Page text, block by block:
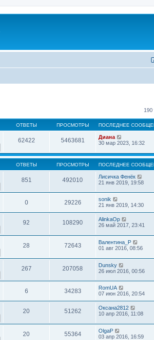
190
ОТВЕТЫ ПРОСМОТРЫ ПОСЛЕДНЕЕ
62422 5463681
Диана
30 мар 2023, 16:32
ОТВЕТЫ ПРОСМОТРЫ ПОСЛЕДНЕЕ
851 492010
Лисичка Фенёк
21 янв 2019, 19:58
0 29226
sonik
21 янв 2019, 14:30
92 108290
AlinkaOp
26 май 2017, 23:41
28 72643
Валентина_Р
01 авг 2016, 08:56
267 207058
Dunsky
26 июл 2016, 00:56
6 34283
RomUA
07 июн 2016, 20:54
20 51262
Оксана2812
10 апр 2016, 11:08
20 55364
OlgaP
03 апр 2016, 16:59